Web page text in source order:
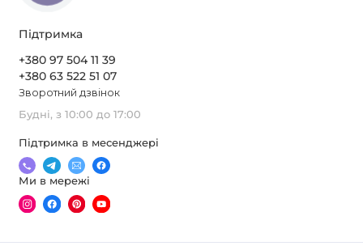
Підтримка
+380 97 504 11 39
+380 63 522 51 07
Зворотний дзвінок
Будні, з 10:00 до 17:00
Підтримка в месенджері
Ми в мережі